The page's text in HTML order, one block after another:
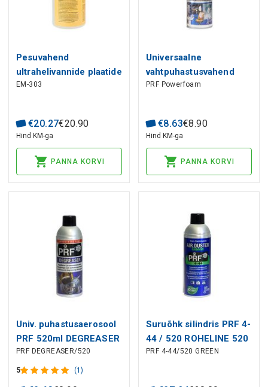
Pesuvahend
ultrahelivannide plaatide
puhastamiseks 500ml
EM-303
€20.27€20.90
Hind KM-ga
PANNA KORVI
Universaalne
vahtpuhastusvahend
Powerfoam 520ml PRF
PRF Powerfoam
€8.63€8.90
Hind KM-ga
PANNA KORVI
Univ. puhastusaerosool
PRF 520ml DEGREASER
Taerosol
PRF DEGREASER/520
5 (1)
Suruõhk silindris PRF 4-
44 / 520 ROHELINE 520
ml Mittesüttiv.,
PRF 4-44/520 GREEN